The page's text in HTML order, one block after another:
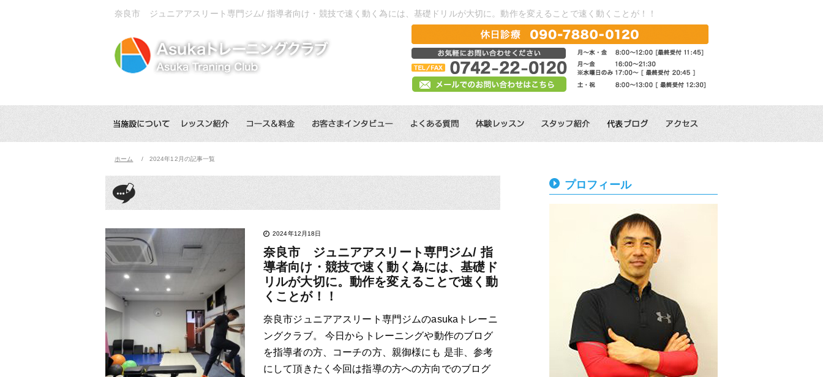
奈良市 ジュニアアスリート専門ジム/ 指導者向け・競技で速く動く為には、基礎ドリルが大切に。動作を変えることで速く動くことが！！
ホーム 2024年12月の記事一覧
2024年12月18日
奈良市 ジュニアアスリート専門ジム/ 指
導者向け・競技で速く動く為には、基礎ド
リルが大切に。動作を変えることで速く動
くことが！！
奈良市ジュニアアスリート専門ジムのasukaトレーニ
ングクラブ。 今日からトレーニングや動作のブログ
を指導者の方、コーチの方、親御様にも 是非、参考
にして頂きたく今回は指導の方への方向でのブログ
プロフィール